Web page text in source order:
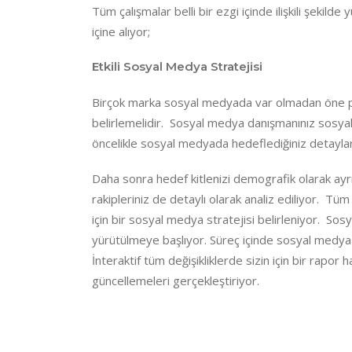
Tüm çalışmalar belli bir ezgi içinde ilişkili şekilde
içine alıyor;
Etkili Sosyal Medya Stratejisi
Birçok marka sosyal medyada var olmadan
belirlemelidir. Sosyal medya danışmanınız
öncelikle sosyal medyada hedeflediğiniz
Daha sonra hedef kitlenizi demografik olarak
rakipleriniz de detaylı olarak analiz ediliyor.
için bir sosyal medya stratejisi belirleniyor.
yürütülmeye başlıyor. Süreç içinde sosyal
İnteraktif tüm değişikliklerde sizin için bir rapor
güncellemeleri gerçekleştiriyor.